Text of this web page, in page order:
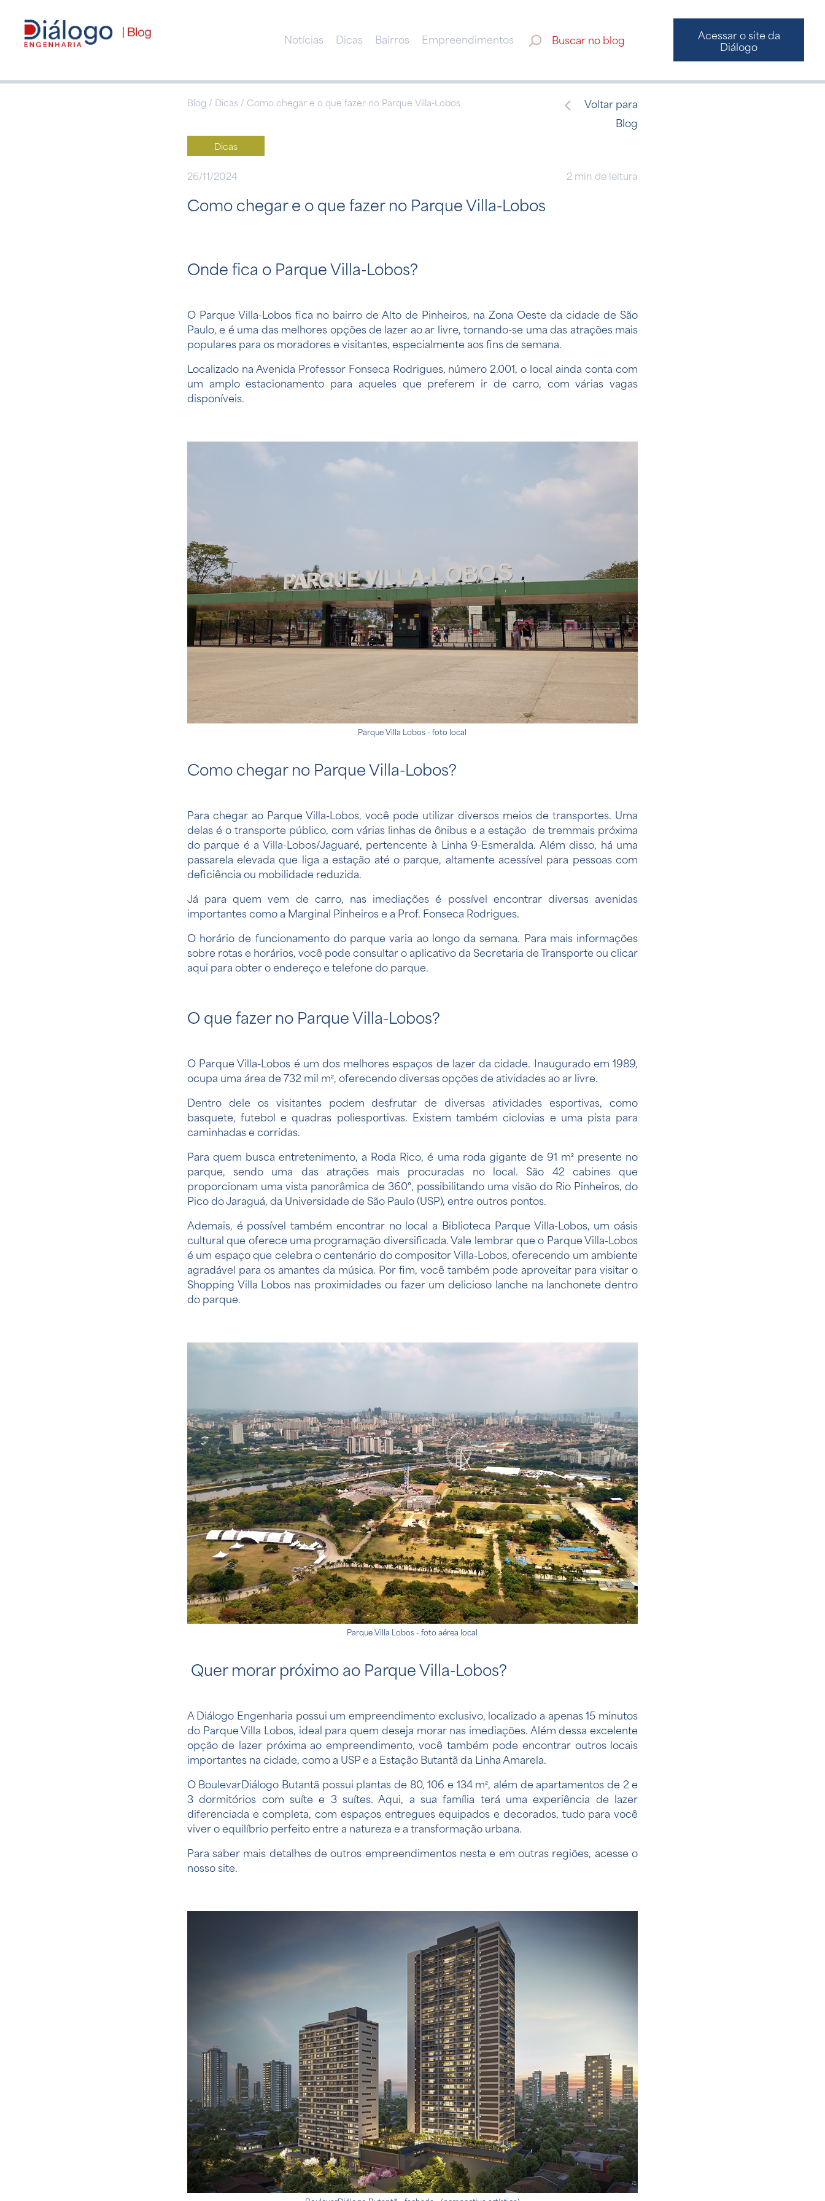
Notícias Dicas Bairros Empreendimentos
Acessar o site da
Diálogo
Blog / Dicas / Como chegar e o que fazer no Parque Villa-Lobos
Voltar para
Blog
Dicas
26/11/2024 2 min de leitura
Como chegar e o que fazer no Parque Villa-Lobos
Onde fica o Parque Villa-Lobos?
O Parque Villa-Lobos fica no bairro de Alto de Pinheiros, na Zona Oeste da cidade de São
Paulo, e é uma das melhores opções de lazer ao ar livre, tornando-se uma das atrações mais
populares para os moradores e visitantes, especialmente aos fins de semana.
Localizado na Avenida Professor Fonseca Rodrigues, número 2.001, o local ainda conta com
um amplo estacionamento para aqueles que preferem ir de carro, com várias vagas
disponíveis.
Parque Villa Lobos - foto local
Como chegar no Parque Villa-Lobos?
Para chegar ao Parque Villa-Lobos, você pode utilizar diversos meios de transportes. Uma
delas é o transporte público, com várias linhas de ônibus e a estação de tremmais próxima
do parque é a Villa-Lobos/Jaguaré, pertencente à Linha 9-Esmeralda. Além disso, há uma
passarela elevada que liga a estação até o parque, altamente acessível para pessoas com
deficiência ou mobilidade reduzida.
Já para quem vem de carro, nas imediações é possível encontrar diversas avenidas
importantes como a Marginal Pinheiros e a Prof. Fonseca Rodrigues.
O horário de funcionamento do parque varia ao longo da semana. Para mais informações
sobre rotas e horários, você pode consultar o aplicativo da Secretaria de Transporte ouclicar
aqui para obter o endereço e telefone do parque.
O que fazer no Parque Villa-Lobos?
O Parque Villa-Lobos é um dos melhores espaços de lazer da cidade. Inaugurado em 1989,
ocupa uma área de 732 mil m², oferecendo diversas opções de atividades ao ar livre.
Dentro dele os visitantes podem desfrutar de diversas atividades esportivas, como
basquete, futebol e quadras poliesportivas. Existem também ciclovias e uma pista para
caminhadas e corridas.
Para quem busca entretenimento, a Roda Rico, é uma roda gigante de 91 m² presente no
parque, sendo uma das atrações mais procuradas no local. São 42 cabines que
proporcionam uma vista panorâmica de 360°, possibilitando uma visão do Rio Pinheiros, do
Pico do Jaraguá, da Universidade de São Paulo (USP), entre outros pontos.
Ademais, é possível também encontrar no local a Biblioteca Parque Villa-Lobos, um oásis
cultural que oferece uma programação diversificada. Vale lembrar que o Parque Villa-Lobos
é um espaço que celebra o centenário do compositor Villa-Lobos, oferecendo um ambiente
agradável para os amantes da música. Por fim, você também pode aproveitar para visitar o
Shopping Villa Lobos nas proximidades ou fazer um delicioso lanche na lanchonete dentro
do parque.
Parque Villa Lobos - foto aérea local
Quer morar próximo ao Parque Villa-Lobos?
A Diálogo Engenharia possui um empreendimento exclusivo, localizado a apenas 15 minutos
do Parque Villa Lobos, ideal para quem deseja morar nas imediações. Além dessa excelente
opção de lazer próxima ao empreendimento, você também pode encontrar outros locais
importantes na cidade, como a USP e a Estação Butantã da Linha Amarela.
O BoulevarDiálogo Butantã possui plantas de 80, 106 e 134 m², além de apartamentos de 2 e
3 dormitórios com suíte e 3 suítes. Aqui, a sua família terá uma experiência de lazer
diferenciada e completa, com espaços entregues equipados e decorados, tudo para você
viver o equilíbrio perfeito entre a natureza e a transformação urbana.
Para saber mais detalhes de outros empreendimentos nesta e em outras regiões, acesse o
nosso site.